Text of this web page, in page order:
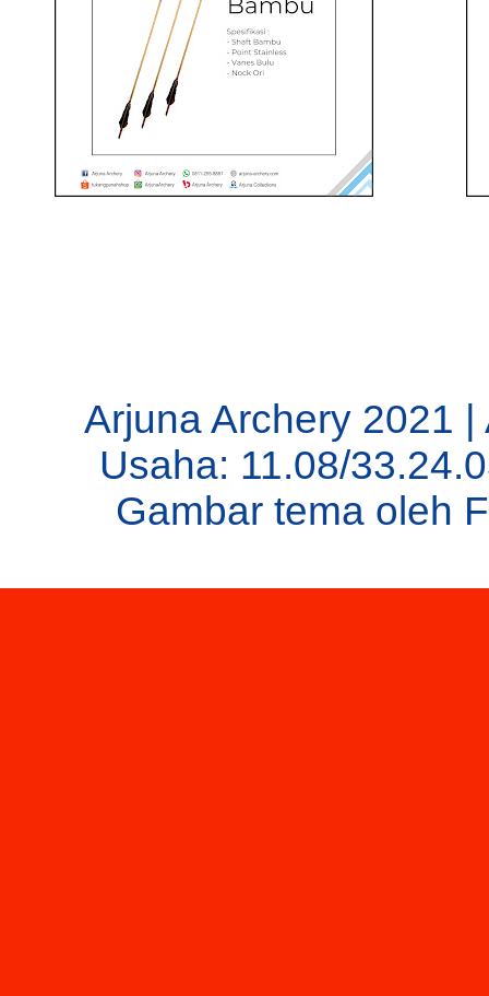
Arjuna Archery 2021
Usaha: 11.08/
Gambar tema oleh